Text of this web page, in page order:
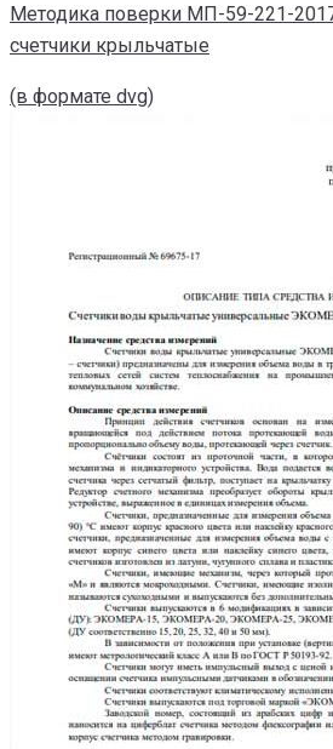
Методика поверки МП-59-221-
счетчики крыльчатые
(в формате dvg)